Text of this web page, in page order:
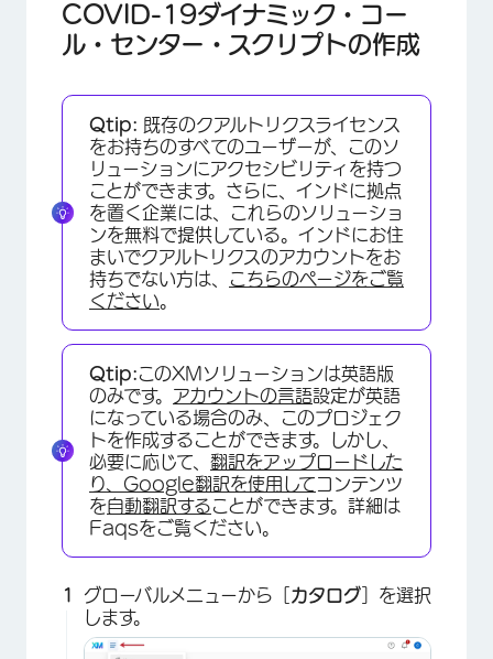
COVID-19ダイナミック・コー
ル・センター・スクリプトの作成
Qtip: 既存のクアルトリクスライセンス
をお持ちのすべてのユーザーが、このソ
リューションにアクセシビリティを持つ
ことができます。さらに、インドに拠点
を置く企業には、これらのソリューショ
ンを無料で提供している。インドにお住
まいでクアルトリクスのアカウントをお
持ちでない方は、
こちらのページをご覧
ください。
Qtip:このXMソリューションは英語版
のみです。 アカウントの言語設定が英語
になっている場合のみ、このプロジェク
トを作成することができます。しかし、
必要に応じて、 翻訳をアップロードした
り、Google翻訳を使用してコンテンツ
を自動翻訳することができます。詳細は
Faqsをご覧ください。
グローバルメニューから［ カタログ ］を選択
します。